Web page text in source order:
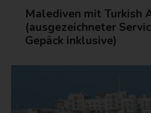
Malediven mit Turkish
(ausgezeichneter
Gepäck inklusive)